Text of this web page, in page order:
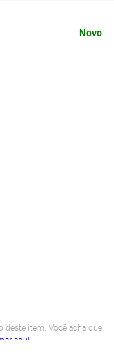
Novo
deste item. Você acha que
aqui